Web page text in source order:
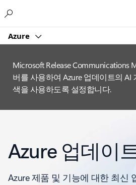
Azure
Microsoft Release Communications
버를 사용하여 Azure 업데이트의 AI
색을 사용하도록 설정합니다.
Azure 업데이
Azure 제품 및 기능에 대한 최신